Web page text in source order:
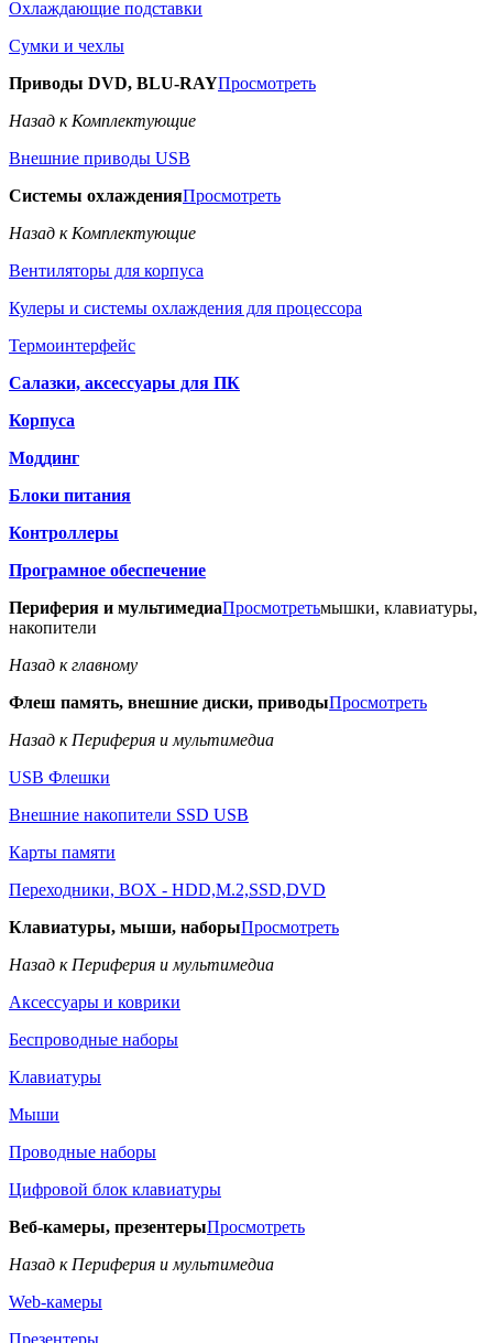
Охлаждающие подставки
Сумки и чехлы
Приводы DVD, BLU-RAYПросмотреть
Назад к Комплектующие
Внешние приводы USB
Системы охлажденияПросмотреть
Назад к Комплектующие
Вентиляторы для корпуса
Кулеры и системы охлаждения для процессора
Термоинтерфейс
Салазки, аксессуары для ПК
Корпуса
Моддинг
Блоки питания
Контроллеры
Програмное обеспечение
Периферия и мультимедиаПросмотретьмышки, клавиатуры,
накопители
Назад к главному
Флеш память, внешние диски, приводыПросмотреть
Назад к Периферия и мультимедиа
USB Флешки
Внешние накопители SSD USB
Карты памяти
Переходники, BOX - HDD,M.2,SSD,DVD
Клавиатуры, мыши, наборыПросмотреть
Назад к Периферия и мультимедиа
Аксессуары и коврики
Беспроводные наборы
Клавиатуры
Мыши
Проводные наборы
Цифровой блок клавиатуры
Веб-камеры, презентерыПросмотреть
Назад к Периферия и мультимедиа
Web-камеры
Презентеры